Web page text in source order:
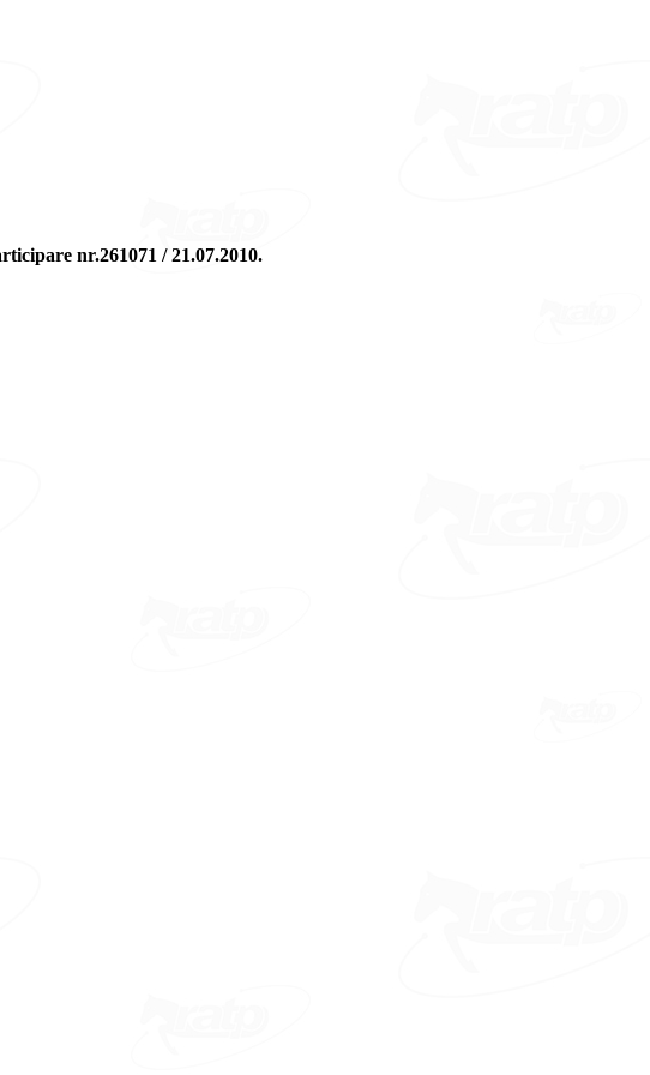
nr.261071 / 21.07.2010.